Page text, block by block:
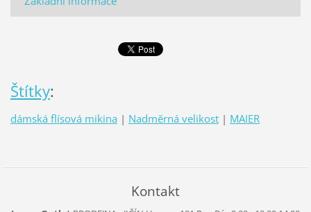
Štítky:
dámská flísová mikina | Nadměrná velikost | MAIER
Kontakt